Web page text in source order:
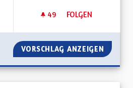
49 49 FOLLOWER
FOLGEN
ETRE INNOVANT
VORSCHLAG ANZEIGEN ETRE